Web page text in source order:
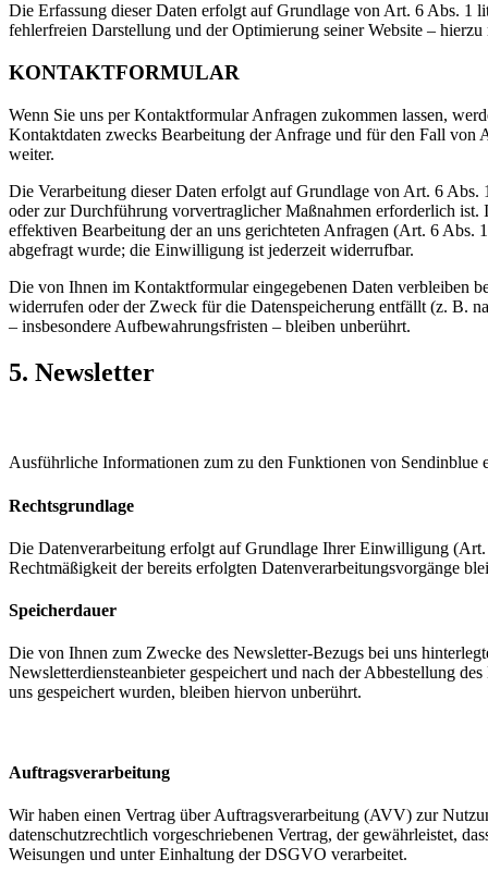
Die Erfassung dieser Daten erfolgt auf Grundlage von Art. 6 Abs. 1
fehlerfreien Darstellung und der Optimierung seiner Website –
KONTAKTFORMULAR
Wenn Sie uns per Kontaktformular Anfragen zukommen lassen,
Kontaktdaten zwecks Bearbeitung der Anfrage und für den Fall
weiter.
Die Verarbeitung dieser Daten erfolgt auf Grundlage von Art. 6
oder zur Durchführung vorvertraglicher Maßnahmen erforderlich ist.
effektiven Bearbeitung der an uns gerichteten Anfragen (Art. 6
abgefragt wurde; die Einwilligung ist jederzeit widerrufbar.
Die von Ihnen im Kontaktformular eingegebenen Daten verbleiben
widerrufen oder der Zweck für die Datenspeicherung entfällt (z. B.
– insbesondere Aufbewahrungsfristen – bleiben unberührt.
5. Newsletter
Ausführliche Informationen zum zu den Funktionen von
Rechtsgrundlage
Die Datenverarbeitung erfolgt auf Grundlage Ihrer Einwilligung
Rechtmäßigkeit der bereits erfolgten Datenverarbeitungsvorgänge
Speicherdauer
Die von Ihnen zum Zwecke des Newsletter-Bezugs bei uns
Newsletterdiensteanbieter gespeichert und nach der Abbestellung
uns gespeichert wurden, bleiben hiervon unberührt.
Auftragsverarbeitung
Wir haben einen Vertrag über Auftragsverarbeitung (AVV) zur
datenschutzrechtlich vorgeschriebenen Vertrag, der gewährleistet,
Weisungen und unter Einhaltung der DSGVO verarbeitet.